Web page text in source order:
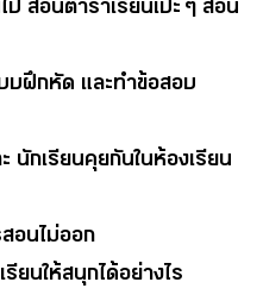
ป สอนตำราเรียนเป๊ะ ๆ สอน
บฝึกหัด และทำข้อสอบ
ะ นักเรียนคุยกันในห้องเรียน
อนไม่ออก
รียนให้สนุกได้อย่างไร